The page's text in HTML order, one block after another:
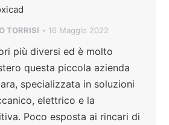
TORRISI 16 Maggio 2022
più diversi ed è molto
questa piccola azienda
specializzata in soluzioni
elettrico e la
Poco esposta ai rincari di